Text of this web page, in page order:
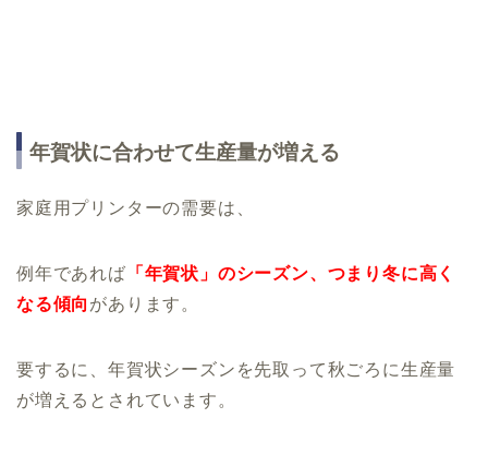
年賀状に合わせて生産量が増える
家庭用プリンターの需要は、
例年であれば 「年賀状」のシーズン、つまり冬に高く
なる傾向 があります。
要するに、年賀状シーズンを先取って秋ごろに生産量
が増えるとされています。